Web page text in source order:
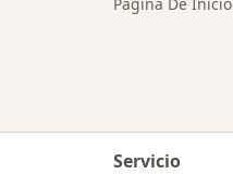
Servicio